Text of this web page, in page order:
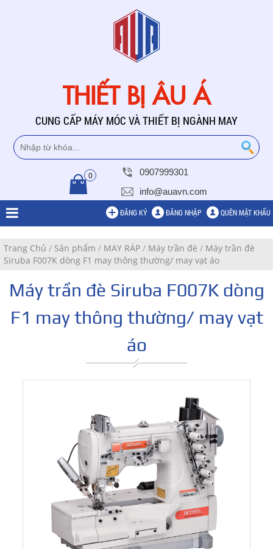
THIẾT BỊ ÂU Á
CUNG CẤP MÁY MÓC VÀ THIẾT BỊ NGÀNH MAY
0
0907999301
info@auavn.com
ĐĂNG KÝ ĐĂNG NHẬP QUÊN MẬT KHẨU
Trang Chủ / Sản phẩm / MAY RÁP / Máy trần đè / Máy trần đè
Siruba F007K dòng F1 may thông thường/ may vạt áo
Máy trần đè Siruba F007K dòng
F1 may thông thường/ may vạt
áo